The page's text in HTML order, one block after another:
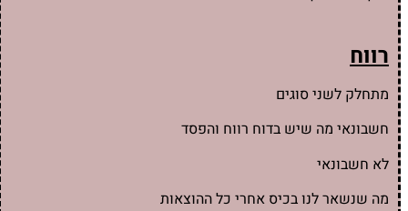
רווח
מתחלק לשני סוגים
חשבונאי מה שיש בדוח רווח והפסד
לא חשבונאי
מה שנשאר לנו בכיס אחרי כל ההוצאות